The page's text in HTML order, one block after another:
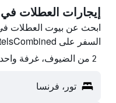
إيجارات العطلات في
ابحث عن بيوت العطلات
السفر على HotelsCombined وقارن بينها ووفّر.
2 من الضيوف، غرفة واحدة
تور، فرنسا